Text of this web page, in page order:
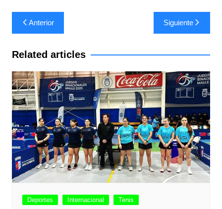
Navegación
de
entradas
Anterior Siguiente
Related articles
Deportes Internacional Tenis